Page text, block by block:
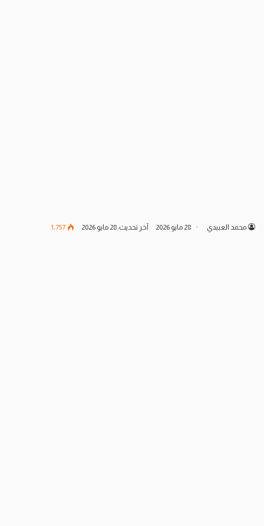
محمد العبيدي 28 مايو 2026 آخر تحديث: 28 مايو 2026 1٬757